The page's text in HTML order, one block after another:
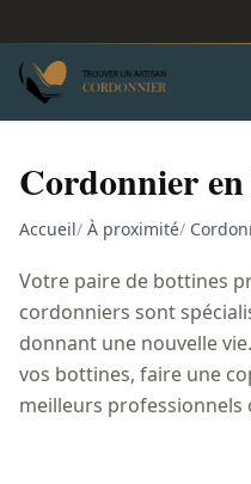
Cordonnier
Accueil/ À proximité/
Votre paire de bottines
cordonniers sont
donnant une nouvelle
vos bottines, faire une
meilleurs